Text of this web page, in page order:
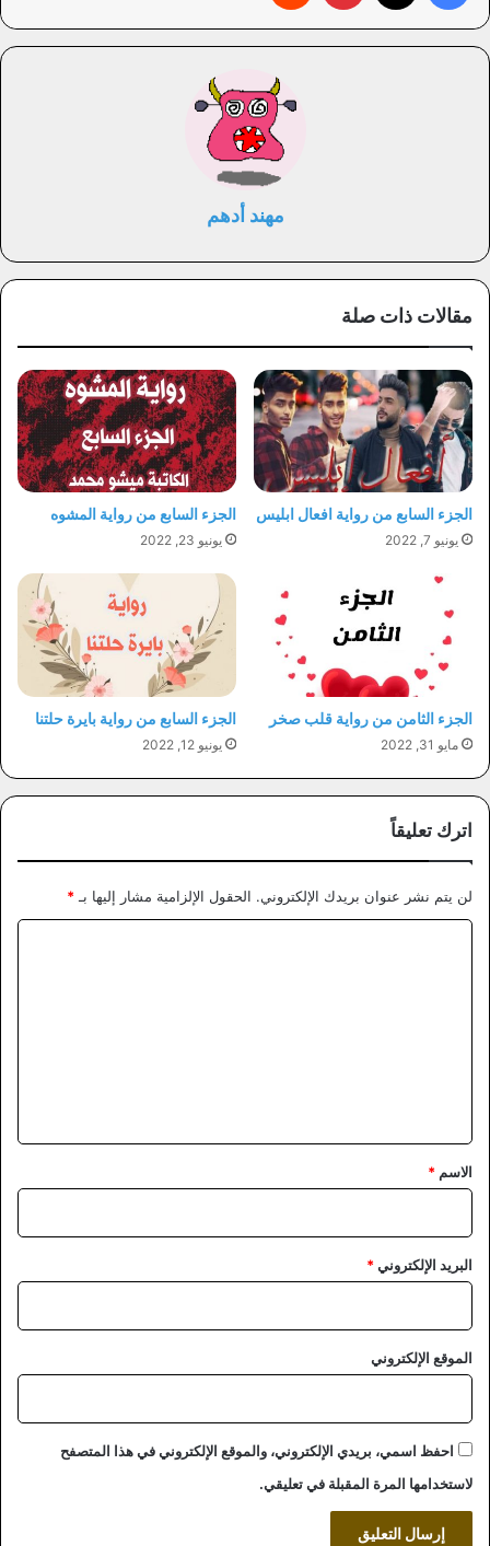
مهند أدهم
مقالات ذات صلة
الجزء السابع من رواية افعال ابليس
يونيو 7, 2022
الجزء السابع من رواية المشوه
يونيو 23, 2022
الجزء الثامن من رواية قلب صخر
مايو 31, 2022
الجزء السابع من رواية بايرة حلتنا
يونيو 12, 2022
اترك تعليقاً
لن يتم نشر عنوان بريدك الإلكتروني. الحقول الإلزامية مشار إليها بـ *
*
الاسم *
البريد الإلكتروني*
الموقع الإلكتروني
احفظ اسمي، بريدي الإلكتروني، والموقع الإلكتروني في هذا المتصفح
لاستخدامها المرة المقبلة في تعليقي.